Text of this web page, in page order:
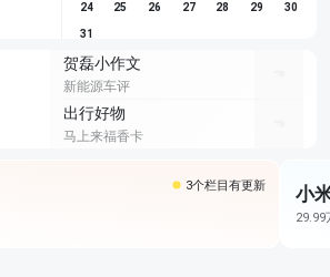
24 25 26 27 28 29 30
31
贺磊小作文
新能源车评
出行好物
马上来福香卡
3个栏目有更新 小
29.99